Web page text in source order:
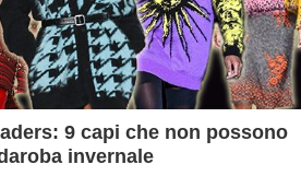
9 capi che non possono
invernale